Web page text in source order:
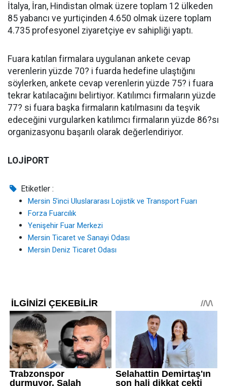
İtalya, İran, Hindistan olmak üzere toplam 12 ülkeden
85 yabancı ve yurtiçinden 4.650 olmak üzere toplam
4.735 profesyonel ziyaretçiye ev sahipliği yaptı.
Fuara katılan firmalara uygulanan ankete cevap
verenlerin yüzde 70? i fuarda hedefine ulaştığını
söylerken, ankete cevap verenlerin yüzde 75? i fuara
tekrar katılacağını belirtiyor. Katılımcı firmaların yüzde
77? si fuara başka firmaların katılmasını da teşvik
edeceğini vurgularken katılımcı firmaların yüzde 86?sı
organizasyonu başarılı olarak değerlendiriyor.
LOJİPORT
Etiketler :
Mersin 5’inci Uluslararası Lojistik ve Transport Fuarı
Forza Fuarcılık
Yenişehir Fuar Merkezi
Mersin Ticaret ve Sanayi Odası
Mersin Deniz Ticaret Odası